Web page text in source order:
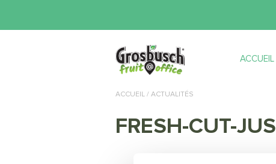
ACCUEIL
ACCUEIL / ACTUALITÉS
FRESH-CUT-JUS